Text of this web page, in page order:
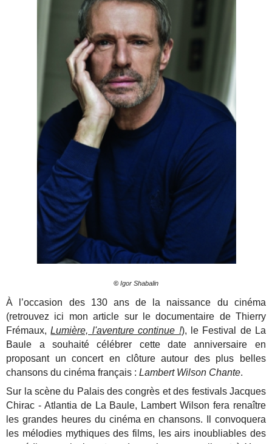
© Igor Shabalin
À l’occasion des 130 ans de la naissance du cinéma
(retrouvez ici mon article sur le documentaire de Thierry
Frémaux,Lumière, l'aventure continue !), le Festival de La
Baule a souhaité célébrer cette date anniversaire en
proposant un concert en clôture autour des plus belles
chansons du cinéma français :Lambert Wilson Chante.
Sur la scène du Palais des congrès et des festivals Jacques
Chirac - Atlantia de La Baule, Lambert Wilson fera renaître
les grandes heures du cinéma en chansons. Il convoquera
les mélodies mythiques des films, les airs inoubliables des